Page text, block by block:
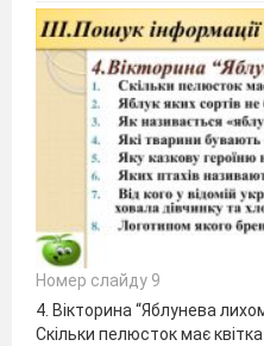
Номер слайду 9
4. Вікторина “Яблунева
Скільки пелюсток має